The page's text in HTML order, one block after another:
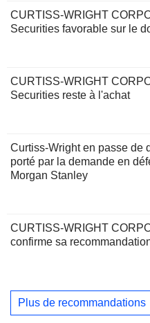
CURTISS-WRIGHT
Securities favorable sur le
CURTISS-WRIGHT
Securities reste à l'achat
Curtiss-Wright en passe de
porté par la demande en
Morgan Stanley
CURTISS-WRIGHT
confirme sa
Plus de recommandations